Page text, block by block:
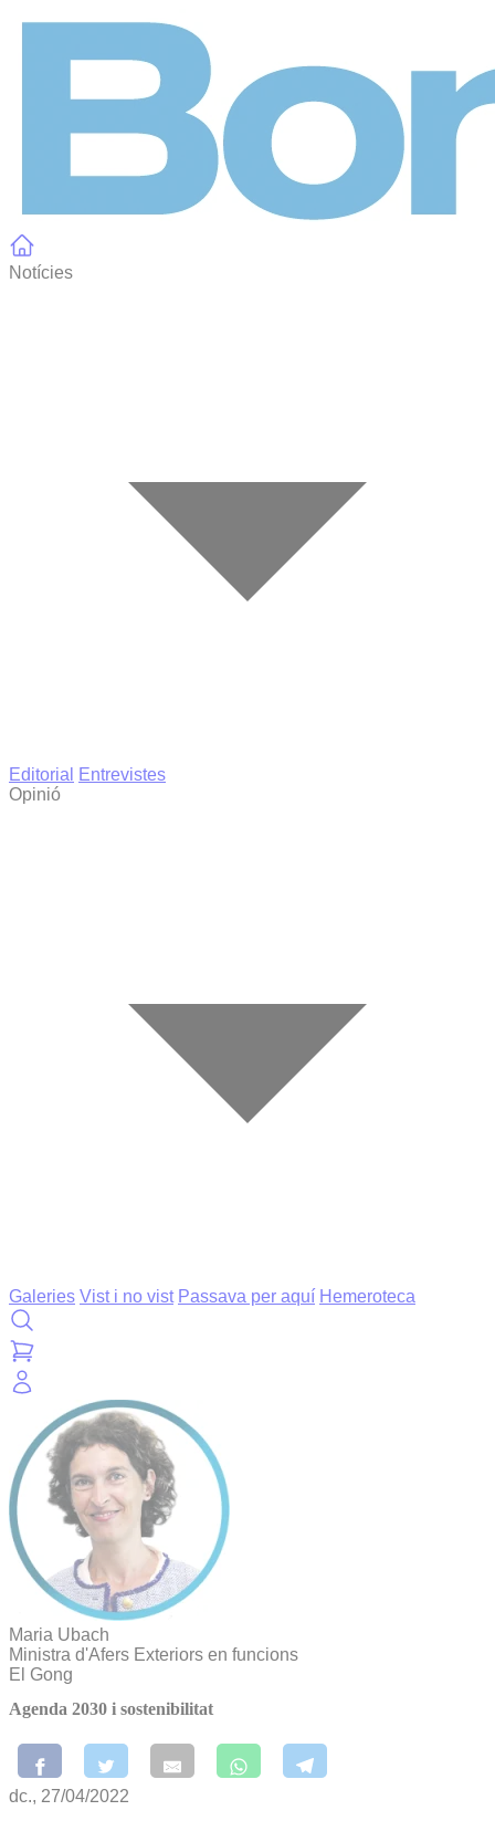
Notícies
Editorial
Entrevistes
Opinió
Galeries Vist i no vist Passava per aquí Hemeroteca
Maria Ubach
Ministra d'Afers Exteriors en funcions
El Gong
Agenda 2030 i sostenibilitat
dc., 27/04/2022